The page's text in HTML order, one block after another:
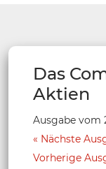
Das
Aktien
Ausgabe vom
Nächste
Vorherige